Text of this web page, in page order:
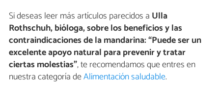
Si deseas leer más artículos parecidos a Ulla
Rothschuh, bióloga, sobre los beneficios y las
contraindicaciones de la mandarina: “Puede ser un
excelente apoyo natural para prevenir y tratar
ciertas molestias”, te recomendamos que entres en
nuestra categoría deAlimentación saludable.